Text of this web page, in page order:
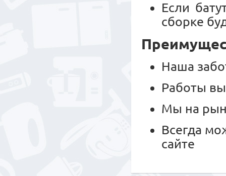
Если
сборке
Наша
Работы
Мы на
Всегда
сайте